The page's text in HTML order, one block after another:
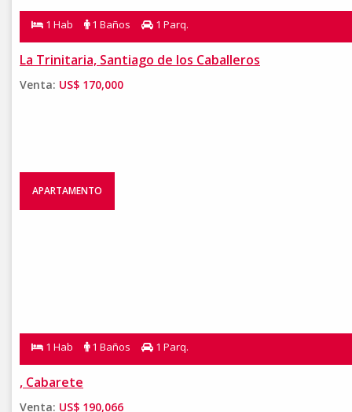
1 Hab 1 Baños 1 Parq.
La Trinitaria, Santiago de los Caballeros
Venta: US$ 170,000
APARTAMENTO
1 Hab 1 Baños 1 Parq.
, Cabarete
Venta: US$ 190,066